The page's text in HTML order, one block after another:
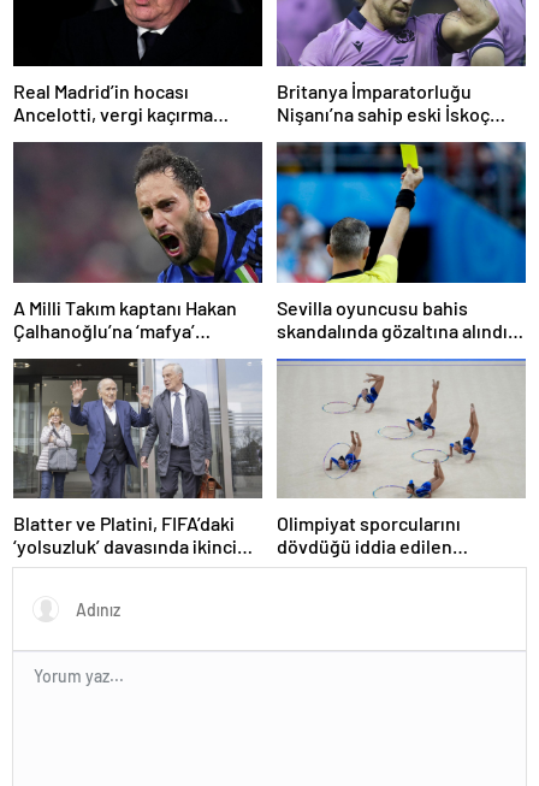
Real Madrid’in hocası
Ancelotti, vergi kaçırma
suçlamasıyla mahkemeye
Britanya İmparatorluğu
Nişanı’na sahip eski İskoç
kaptana aile içi şiddetten
kamu hizmeti cezası
A Milli Takım kaptanı Hakan
Çalhanoğlu’na ‘mafya’
Sevilla oyuncusu bahis
skandalında gözaltına alındı:
Blatter ve Platini, FIFA’daki
‘yolsuzluk’ davasında ikinci
kez aklandı
Olimpiyat sporcularını
dövdüğü iddia edilen
Azerbaycanlı antrenöre 8 yıl